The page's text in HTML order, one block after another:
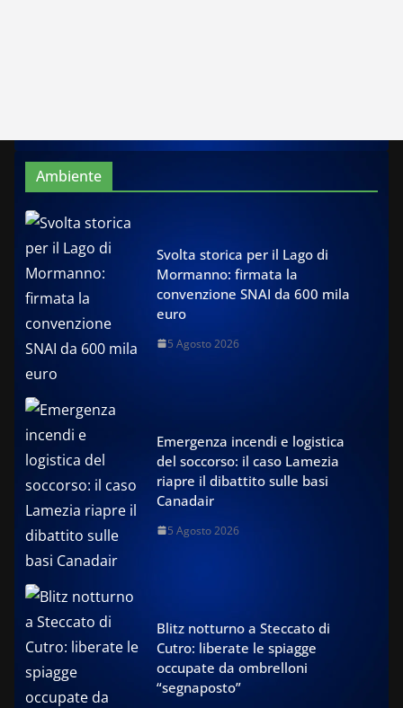
Ambiente
Svolta storica per il Lago di
Mormanno: firmata la
convenzione SNAI da 600 mila
euro
5 Agosto 2026
Emergenza incendi e logistica
del soccorso: il caso Lamezia
riapre il dibattito sulle basi
Canadair
5 Agosto 2026
Blitz notturno a Steccato di
Cutro: liberate le spiagge
occupate da ombrelloni
“segnaposto”